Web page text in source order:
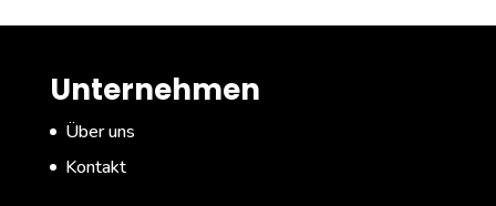
Unternehmen
Über uns
Kontakt